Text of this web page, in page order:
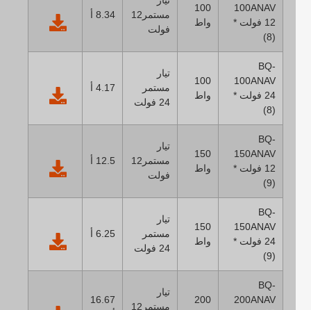
100ANAV
12 فولت *
100
مستمر12
فولت
8.34 أ
BQ-
100ANAV
24 فولت *
100
مستمر
4.17 أ
BQ-
150ANAV
12 فولت *
150
مستمر12
فولت
12.5 أ
BQ-
150ANAV
24 فولت *
150
مستمر
6.25 أ
BQ-
200ANAV
200
مستمر12
16.67